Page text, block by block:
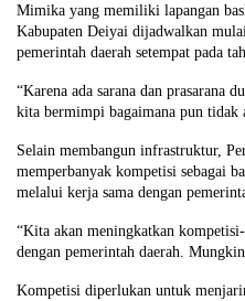
Mimika yang memiliki lapangan
Kabupaten Deiyai dijadwalkan
pemerintah daerah setempat pada
“Karena ada sarana dan prasarana
kita bermimpi bagaimana pun tidak
Selain membangun infrastruktur,
memperbanyak kompetisi sebagai
melalui kerja sama dengan
“Kita akan meningkatkan
dengan pemerintah daerah.
Kompetisi diperlukan untuk